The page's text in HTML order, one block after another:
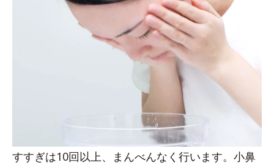
すすぎは10回以上、まんべんなく行います。小鼻